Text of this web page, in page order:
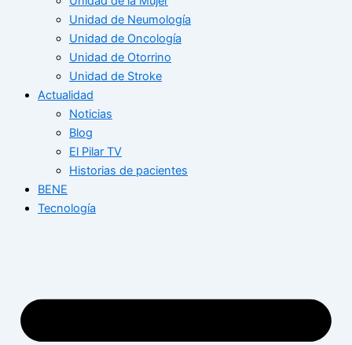
Unidad de Neumología
Unidad de Oncología
Unidad de Otorrino
Unidad de Stroke
Actualidad
Noticias
Blog
El Pilar TV
Historias de pacientes
BENE
Tecnología